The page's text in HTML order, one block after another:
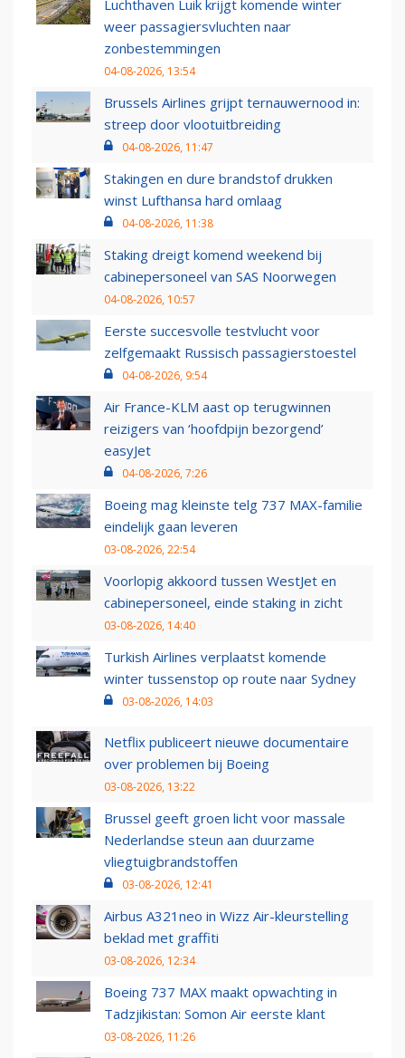
Luchthaven Luik krijgt komende winter
weer passagiersvluchten naar
zonbestemmingen
04-08-2026, 13:54
Brussels Airlines grijpt ternauwernood in:
streep door vlootuitbreiding
04-08-2026, 11:47
Stakingen en dure brandstof drukken
winst Lufthansa hard omlaag
04-08-2026, 11:38
Staking dreigt komend weekend bij
cabinepersoneel van SAS Noorwegen
04-08-2026, 10:57
Eerste succesvolle testvlucht voor
zelfgemaakt Russisch passagierstoestel
04-08-2026, 9:54
Air France-KLM aast op terugwinnen
reizigers van ‘hoofdpijn bezorgend’
easyJet
04-08-2026, 7:26
Boeing mag kleinste telg 737 MAX-familie
eindelijk gaan leveren
03-08-2026, 22:54
Voorlopig akkoord tussen WestJet en
cabinepersoneel, einde staking in zicht
03-08-2026, 14:40
Turkish Airlines verplaatst komende
winter tussenstop op route naar Sydney
03-08-2026, 14:03
Netflix publiceert nieuwe documentaire
over problemen bij Boeing
03-08-2026, 13:22
Brussel geeft groen licht voor massale
Nederlandse steun aan duurzame
vliegtuigbrandstoffen
03-08-2026, 12:41
Airbus A321neo in Wizz Air-kleurstelling
beklad met graffiti
03-08-2026, 12:34
Boeing 737 MAX maakt opwachting in
Tadzjikistan: Somon Air eerste klant
03-08-2026, 11:26